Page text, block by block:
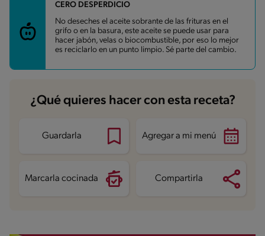
Carbohidratos 29 g
Energía 265.1 kcal
Grasas 17.2 g
Fibra 2.1 g
Proteína 1.6 g
4.2 g
CERO DESPERDICIO
No deseches el aceite sobrante de las frituras en el
grifo o en la basura, este aceite se puede usar para
hacer jabón, velas o biocombustible, por eso lo mejor
es reciclarlo en un punto limpio. Sé parte del cambio.
¿Qué quieres hacer con esta receta?
Guardarla Agregar a mi menú
Marcarla cocinada Compartirla